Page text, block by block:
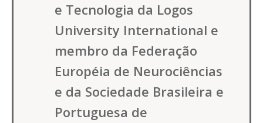
e Tecnologia da Logos
University International e
membro da Federação
Européia de Neurociências
e da Sociedade Brasileira e
Portuguesa de